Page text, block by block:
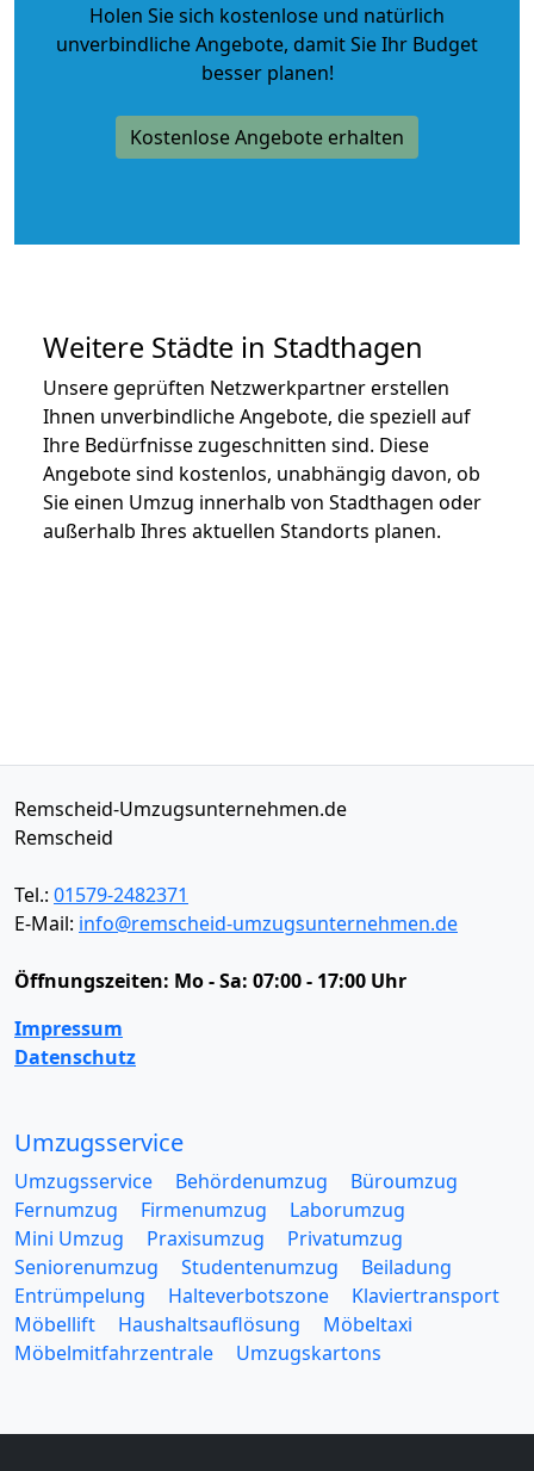
Holen Sie sich kostenlose und natürlich
unverbindliche Angebote, damit Sie Ihr Budget
besser planen!
Kostenlose Angebote erhalten
Weitere Städte in Stadthagen
Unsere geprüften Netzwerkpartner erstellen
Ihnen unverbindliche Angebote, die speziell auf
Ihre Bedürfnisse zugeschnitten sind. Diese
Angebote sind kostenlos, unabhängig davon, ob
Sie einen Umzug innerhalb von Stadthagen oder
außerhalb Ihres aktuellen Standorts planen.
Remscheid-Umzugsunternehmen.de
Remscheid
Tel.: 01579-2482371
E-Mail: info@remscheid-umzugsunternehmen.de
Öffnungszeiten: Mo - Sa: 07:00 - 17:00 Uhr
Impressum
Datenschutz
Umzugsservice
Umzugsservice Behördenumzug
Büroumzug
Fernumzug
Firmenumzug
Laborumzug
Mini Umzug
Praxisumzug
Privatumzug
Seniorenumzug
Studentenumzug
Beiladung
Entrümpelung
Halteverbotszone
Klaviertransport
Möbellift
Haushaltsauflösung
Möbeltaxi
Möbelmitfahrzentrale
Umzugskartons